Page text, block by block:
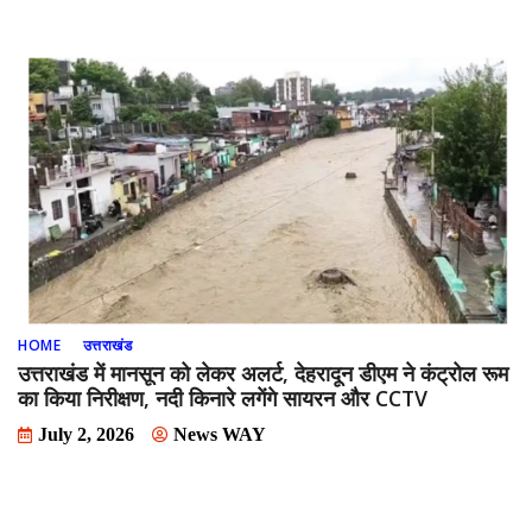
HOME उत्तराखंड
उत्तराखंड में मानसून को लेकर अलर्ट, देहरादून डीएम ने कंट्रोल रूम
का किया निरीक्षण, नदी किनारे लगेंगे सायरन और CCTV
July 2, 2026 News WAY